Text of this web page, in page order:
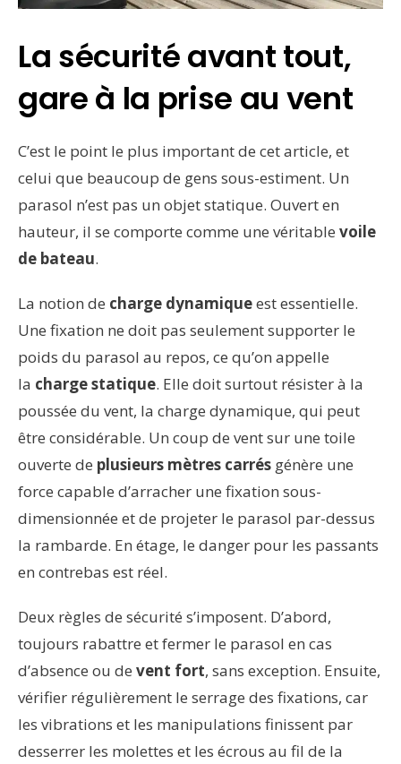
La sécurité avant tout,
gare à la prise au vent
C’est le point le plus important de cet article, et
celui que beaucoup de gens sous-estiment. Un
parasol n’est pas un objet statique. Ouvert en
hauteur, il se comporte comme une véritable voile
de bateau.
La notion de charge dynamiqueest essentielle.
Une fixation ne doit pas seulement supporter le
poids du parasol au repos, ce qu’on appelle
la charge statique. Elle doit surtout résister à la
poussée du vent, la charge dynamique, qui peut
être considérable. Un coup de vent sur une toile
ouverte de plusieurs mètres carrés génère une
force capable d’arracher une fixation sous-
dimensionnée et de projeter le parasol par-dessus
la rambarde. En étage, le danger pour les passants
en contrebas est réel.
Deux règles de sécurité s’imposent. D’abord,
toujours rabattre et fermer le parasol en cas
d’absence ou de vent fort, sans exception. Ensuite,
vérifier régulièrement le serrage des fixations, car
les vibrations et les manipulations finissent par
desserrer les molettes et les écrous au fil de la